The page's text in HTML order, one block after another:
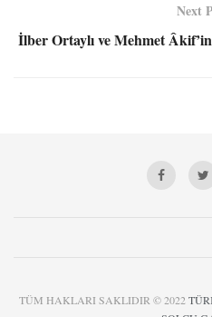
Next
İlber Ortaylı ve Mehmet
TÜM HAKLARI SAKLIDIR © 2022